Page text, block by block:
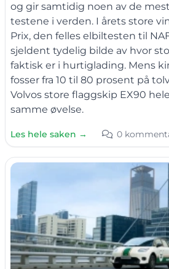
og gir samtidig noen av de
testene i verden. I årets store
Prix, den felles elbiltesten til
sjeldent tydelig bilde av hvor
faktisk er i hurtiglading. Mens
fosser fra 10 til 80 prosent på
Volvos store flaggskip EX90
samme øvelse.
Les hele saken → 0